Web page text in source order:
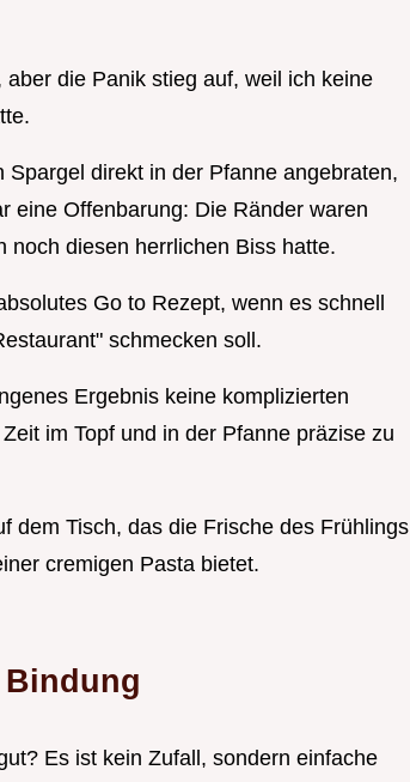
die Panik stieg auf, weil ich keine
direkt in der Pfanne angebraten,
eine Offenbarung: Die Ränder waren
noch diesen herrlichen Biss hatte.
Go to Rezept, wenn es schnell
schmecken soll.
Ergebnis keine komplizierten
im Topf und in der Pfanne präzise zu
dem Tisch, das die Frische des Frühlings
cremigen Pasta bietet.
Bindung
Es ist kein Zufall, sondern einfache